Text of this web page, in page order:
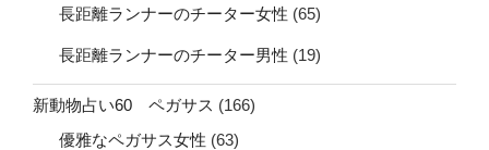
長距離ランナーのチーター女性 (65)
長距離ランナーのチーター男性 (19)
新動物占い60 ペガサス (166)
優雅なペガサス女性 (63)